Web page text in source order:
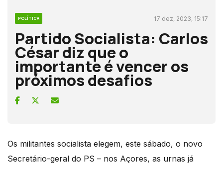
POLÍTICA 17 dez, 2023, 15:17
Partido Socialista: Carlos
César diz que o
importante é vencer os
próximos desafios
Os militantes socialista elegem, este sábado, o novo
Secretário-geral do PS – nos Açores, as urnas já